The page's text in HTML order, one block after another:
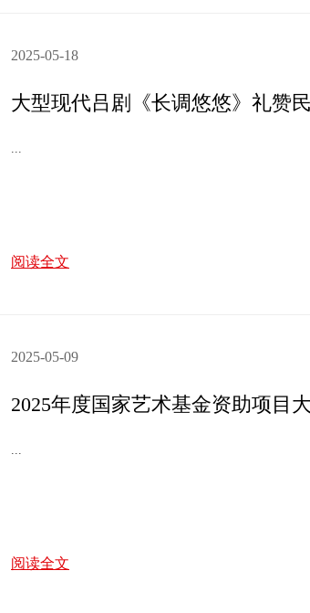
2025-05-18
大型现代吕剧《长调悠悠》礼赞
...
阅读全文
2025-05-09
...
阅读全文